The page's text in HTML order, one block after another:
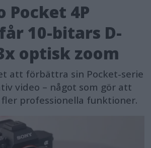
Pocket 4P
10-bitars D-
optisk zoom
att förbättra sin Pocket-serie
video – något som gör att
professionella funktioner.